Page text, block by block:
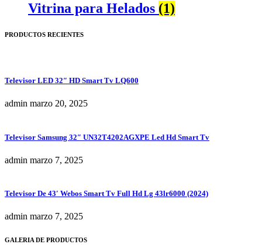
Vitrina para Helados (1)
PRODUCTOS RECIENTES
Televisor LED 32″ HD Smart Tv LQ600
admin marzo 20, 2025
Televisor Samsung 32″ UN32T4202AGXPE Led Hd Smart Tv
admin marzo 7, 2025
Televisor De 43′ Webos Smart Tv Full Hd Lg 43lr6000 (2024)
admin marzo 7, 2025
GALERIA DE PRODUCTOS